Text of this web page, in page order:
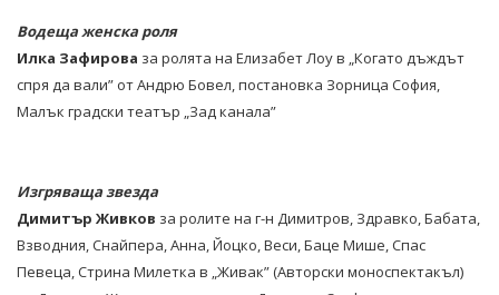
Водеща женска роля
Илка Зафирова за ролята на Елизабет Лоу в „Когато дъждът
спря да вали” от Андрю Бовел, постановка Зорница София,
Малък градски театър „Зад канала”
Изгряваща звезда
Димитър Живков за ролите на г-н Димитров, Здравко, Бабата,
Взводния, Снайпера, Анна, Йоцко, Веси, Баце Мише, Спас
Певеца, Стрина Милетка в „Живак” (Авторски моноспектакъл)